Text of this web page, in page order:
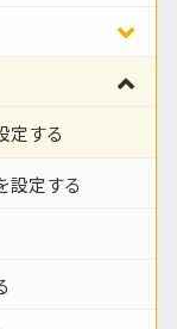
定する
設定する